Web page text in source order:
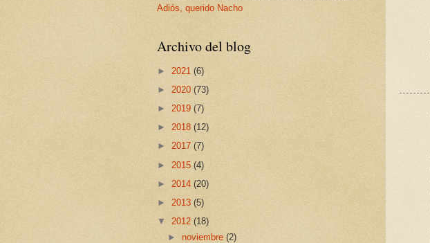
Adiós, querido Nacho
Archivo del blog
► 2021 (6)
► 2020 (73)
► 2019 (7)
► 2018 (12)
► 2017 (7)
► 2015 (4)
► 2014 (20)
► 2013 (5)
▼ 2012 (18)
► noviembre(2)